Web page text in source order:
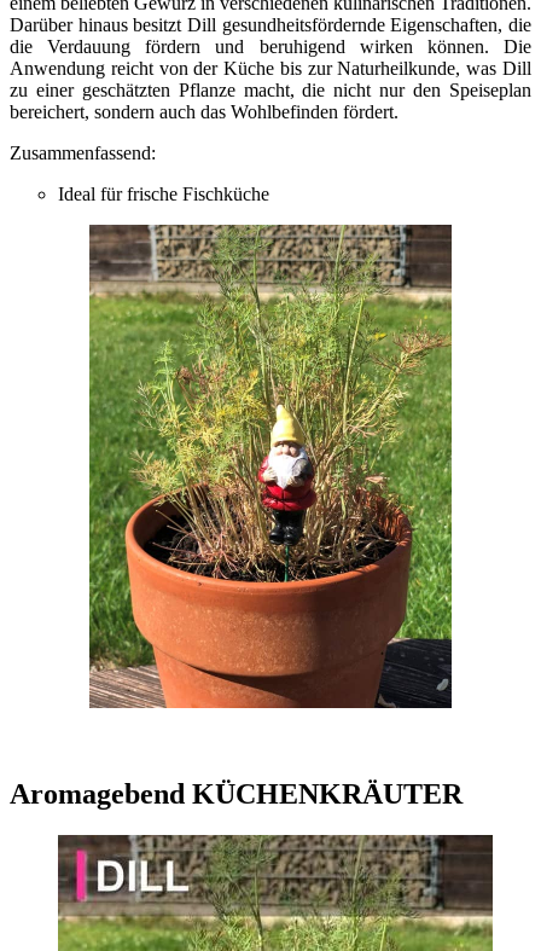
Darüber hinaus besitzt Dill gesundheitsfördernde Eigenschaften, die
die Verdauung fördern und beruhigend wirken können. Die
Anwendung reicht von der Küche bis zur Naturheilkunde, was Dill
zu einer geschätzten Pflanze macht, die nicht nur den Speiseplan
bereichert, sondern auch das Wohlbefinden fördert.
Zusammenfassend:
Ideal für frische Fischküche
Aromagebend KÜCHENKRÄUTER